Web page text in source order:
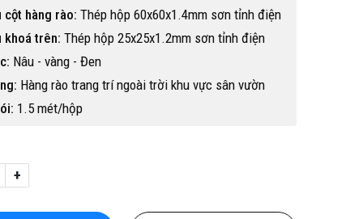
cột hàng rào: Thép hộp 60x60x1.4mm sơn tỉnh điện
khoá trên: Thép hộp 25x25x1.2mm sơn tỉnh điện
Nâu - vàng - Đen
Hàng rào trang trí ngoài trời khu vực sân vườn
1.5 mét/hộp
+